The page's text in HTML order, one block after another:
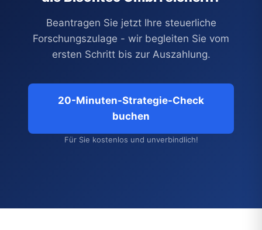
Beantragen Sie jetzt Ihre steuerliche
Forschungszulage - wir begleiten Sie vom
ersten Schritt bis zur Auszahlung.
20-Minuten-Strategie-Check
buchen
Für Sie kostenlos und unverbindlich!